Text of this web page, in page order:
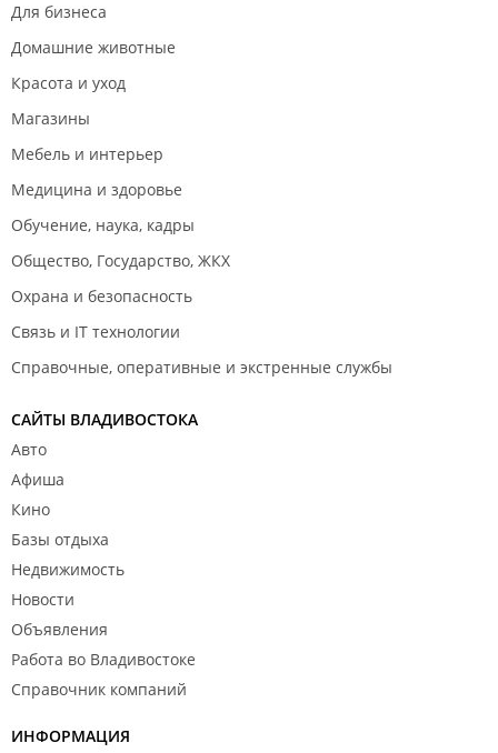
Для бизнеса
Домашние животные
Красота и уход
Магазины
Мебель и интерьер
Медицина и здоровье
Обучение, наука, кадры
Общество, Государство, ЖКХ
Охрана и безопасность
Связь и IT технологии
Справочные, оперативные и экстренные службы
САЙТЫ ВЛАДИВОСТОКА
Авто
Афиша
Кино
Базы отдыха
Недвижимость
Новости
Объявления
Работа во Владивостоке
Справочник компаний
ИНФОРМАЦИЯ